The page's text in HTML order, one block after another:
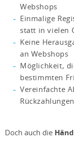
Webshops
Einmalige
statt in vielen
Keine
an Webshops
Möglichkeit,
bestimmten
Vereinfachte
Doch auch die